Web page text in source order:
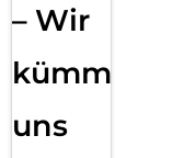
– Wir
kümmern
uns